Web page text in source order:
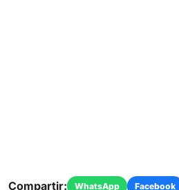
Compartir: WhatsApp Facebook